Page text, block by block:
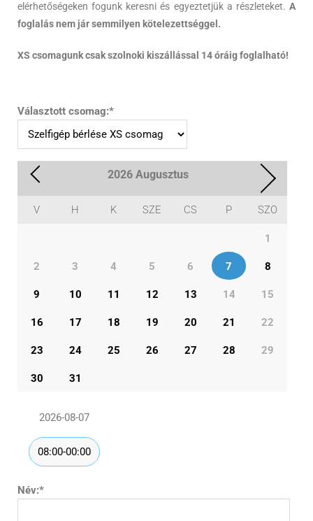
elérhetőségeken fogunk keresni és egyeztetjük a részleteket. A
foglalás nem jár semmilyen kötelezettséggel.
XS csomagunk csak szolnoki kiszállással 14 óráig foglalható!
Választott csomag:*
2026 Augusztus
V H K SZE CS P SZO
1
2 3 4 5 6 7 8
9 10 11 12 13 14 15
16 17 18 19 20 21 22
23 24 25 26 27 28 29
30 31
2026-08-07
08:00-00:00
Név:*